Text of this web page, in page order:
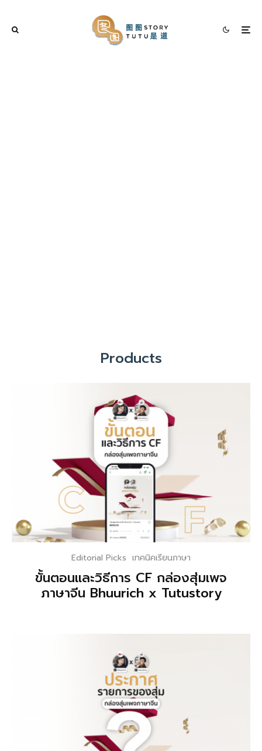
Products
Editorial Picks เทคนิคเรียนภาษา
ขั้นตอนและวิธีการ CF กล่องสุ่มเพจ
ภาษาจีน Bhuurich x Tutustory